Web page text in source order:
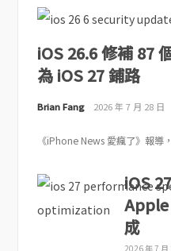
iOS 26.6 修補 87
為 iOS 27 鋪路
Brian Fang 2026 年 7 月 28 日
《iPhone News 愛瘋了》報導
iOS
Apple
成
2026 年 7 月